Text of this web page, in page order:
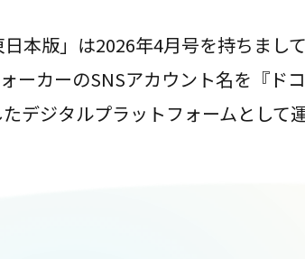
本版」は2026年4月号を持ちまし
ーカーのSNSアカウント名を『ド
デジタルプラットフォームとして